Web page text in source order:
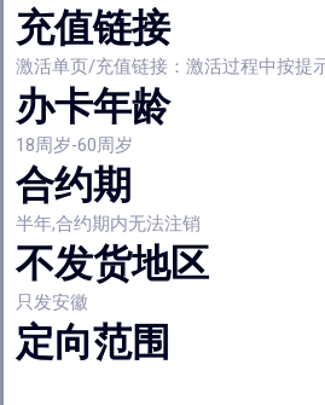
充值链接
激活单页/充值链接：激活过程中按提
办卡年龄
18周岁-60周岁
合约期
半年,合约期内无法注销
不发货地区
只发安徽
定向范围